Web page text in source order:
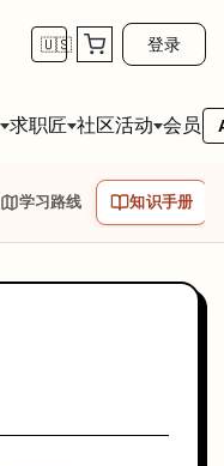
🇺🇸 登录
求职匠 社区活动 会员
学习路线 知识手册